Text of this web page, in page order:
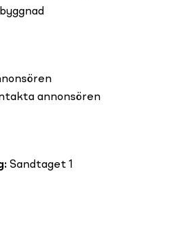
annonsören
: Sandtaget 1